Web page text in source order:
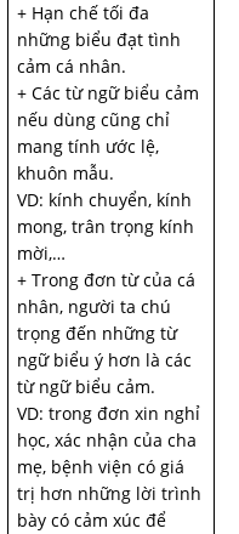
+ Hạn chế tối đa
những biểu đạt tình
cảm cá nhân.
+ Các từ ngữ biểu cảm
nếu dùng cũng chỉ
mang tính ước lệ,
khuôn mẫu.
VD: kính chuyển, kính
mong, trân trọng kính
mời,…
+ Trong đơn từ của cá
nhân, người ta chú
trọng đến những từ
ngữ biểu ý hơn là các
từ ngữ biểu cảm.
VD: trong đơn xin nghỉ
học, xác nhận của cha
mẹ, bệnh viện có giá
trị hơn những lời trình
bày có cảm xúc để